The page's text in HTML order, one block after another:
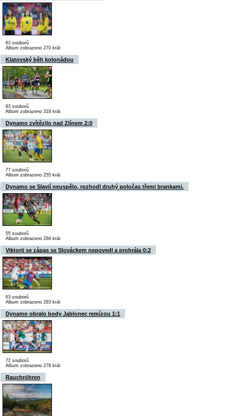
63 souborů
Album zobrazeno 270 krát
Klatovský běh kolonádou
93 souborů
Album zobrazeno 318 krát
Dynamo zvítězilo nad Zlínem 2:0
77 souborů
Album zobrazeno 255 krát
Dynamo se Slavií neuspělo, rozhodl druhý poločas třemi brankami.
55 souborů
Album zobrazeno 294 krát
Viktorii se zápas se Slováckem nepovedl a prohrála 0:2
63 souborů
Album zobrazeno 293 krát
Dynamo obralo body Jablonec remízou 1:1
72 souborů
Album zobrazeno 278 krát
Rauchröhren